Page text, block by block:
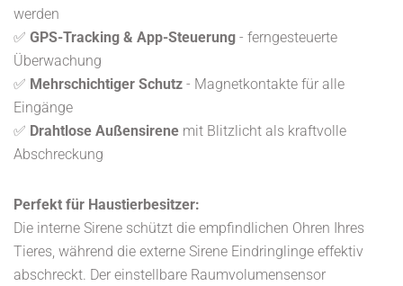
werden
✅ GPS-Tracking & App-Steuerung - ferngesteuerte
Überwachung
✅ Mehrschichtiger Schutz - Magnetkontakte für alle
Eingänge
✅ Drahtlose Außensirene mit Blitzlicht als kraftvolle
Abschreckung
Perfekt für Haustierbesitzer:
Die interne Sirene schützt die empfindlichen Ohren Ihres
Tieres, während die externe Sirene Eindringlinge effektiv
abschreckt. Der einstellbare Raumvolumensensor